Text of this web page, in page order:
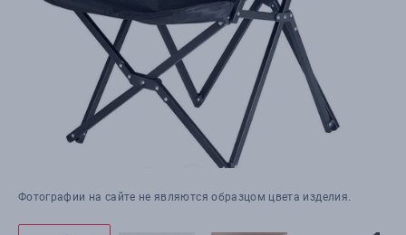
Фотографии на сайте не являются образцом цвета изделия.